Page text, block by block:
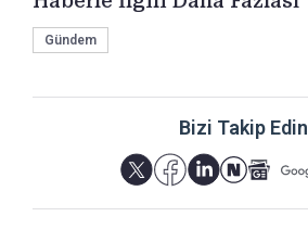
Gündem
Bizi Takip Edin